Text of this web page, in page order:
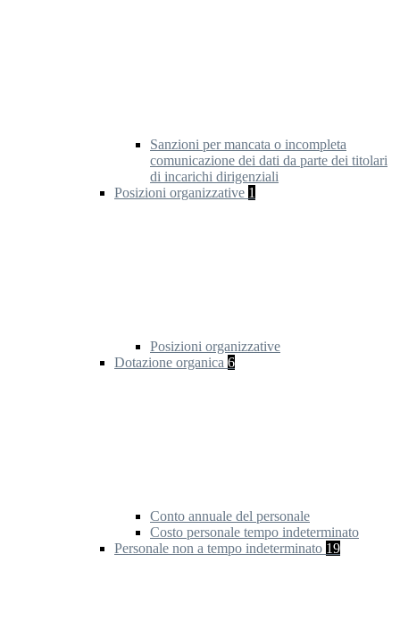
Sanzioni per mancata o incompleta
comunicazione dei dati da parte dei titolari
di incarichi dirigenziali
Posizioni organizzative 1
Posizioni organizzative
Dotazione organica 6
Conto annuale del personale
Costo personale tempo indeterminato
Personale non a tempo indeterminato 19